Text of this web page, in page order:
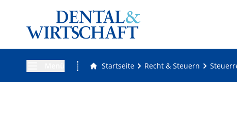
Startseite Recht & Steuern